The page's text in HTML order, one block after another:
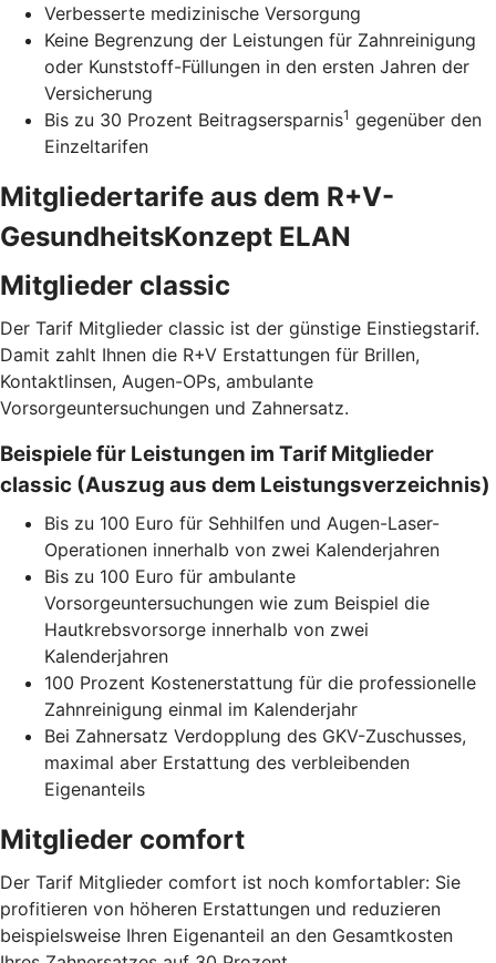
Verbesserte medizinische Versorgung
Keine Begrenzung der Leistungen für Zahnreinigung
oder Kunststoff-Füllungen in den ersten Jahren der
Versicherung
Bis zu 30 Prozent Beitragsersparnis1 gegenüber den
Einzeltarifen
Mitgliedertarife aus dem R+V-
GesundheitsKonzept ELAN
Mitglieder classic
Der Tarif Mitglieder classic ist der günstige Einstiegstarif.
Damit zahlt Ihnen die R+V Erstattungen für Brillen,
Kontaktlinsen, Augen-OPs, ambulante
Vorsorgeuntersuchungen und Zahnersatz.
Beispiele für Leistungen im Tarif Mitglieder
classic (Auszug aus dem Leistungsverzeichnis)
Bis zu 100 Euro für Sehhilfen und Augen-Laser-
Operationen innerhalb von zwei Kalenderjahren
Bis zu 100 Euro für ambulante
Vorsorgeuntersuchungen wie zum Beispiel die
Hautkrebsvorsorge innerhalb von zwei
Kalenderjahren
100 Prozent Kostenerstattung für die professionelle
Zahnreinigung einmal im Kalenderjahr
Bei Zahnersatz Verdopplung des GKV-Zuschusses,
maximal aber Erstattung des verbleibenden
Eigenanteils
Mitglieder comfort
Der Tarif Mitglieder comfort ist noch komfortabler: Sie
profitieren von höheren Erstattungen und reduzieren
beispielsweise Ihren Eigenanteil an den Gesamtkosten